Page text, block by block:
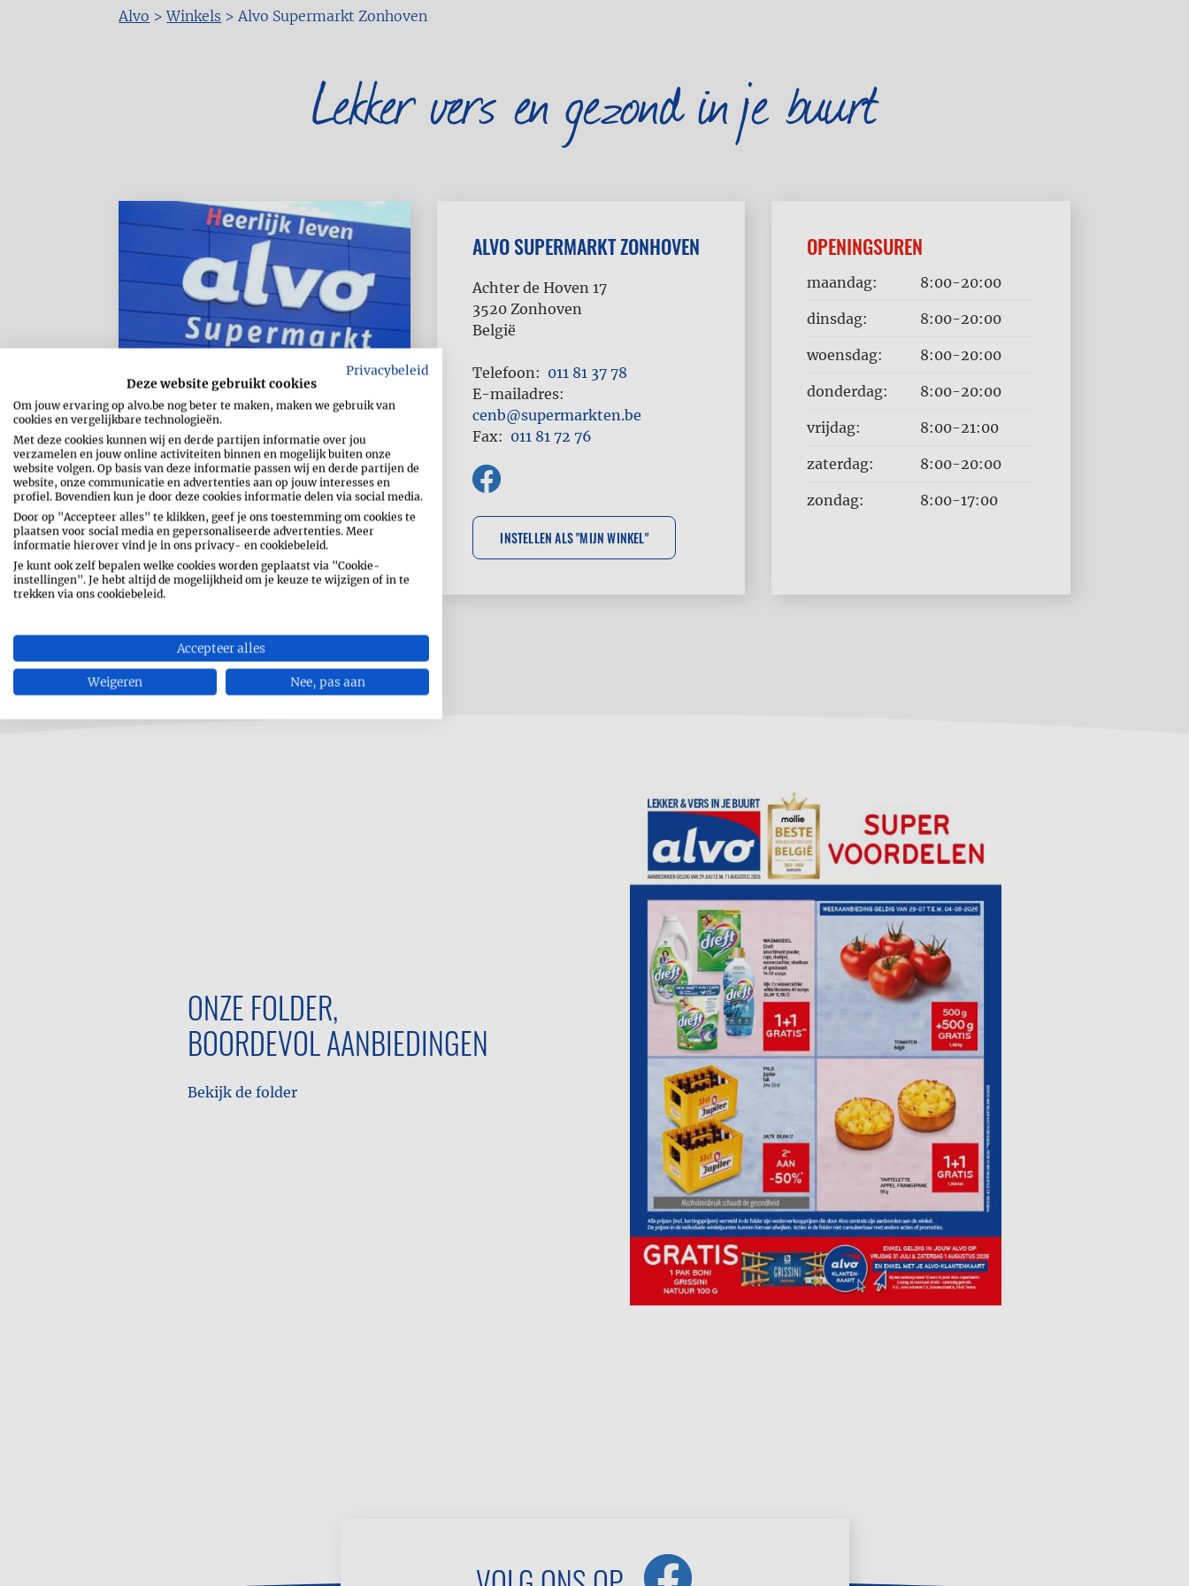
Kruimelpad
Alvo >Winkels > Alvo Supermarkt Zonhoven
Lekker vers en gezond in je buurt
ALVO SUPERMARKT ZONHOVEN
Achter de Hoven 17
3520 Zonhoven
België
Telefoon
011 81 37 78
E-mailadres
cenb@supermarkten.be
Fax
011 81 72 76
OPENINGSUREN
Dag
Time
maandag: 8:00-20:00
dinsdag: 8:00-20:00
woensdag: 8:00-20:00
donderdag: 8:00-20:00
vrijdag: 8:00-21:00
zaterdag: 8:00-20:00
zondag: 8:00-17:00
ONZE FOLDER,
BOORDEVOL AANBIEDINGEN
Bekijk de folder
Privacybeleid
Deze website gebruikt cookies
Om jouw ervaring op alvo.be nog beter te maken, maken we gebruik van
cookies en vergelijkbare technologieën.
Met deze cookies kunnen wij en derde partijen informatie over jou
verzamelen en jouw online activiteiten binnen en mogelijk buiten onze
website volgen. Op basis van deze informatie passen wij en derde partijen de
website, onze communicatie en advertenties aan op jouw interesses en
profiel. Bovendien kun je door deze cookies informatie delen via social media.
Door op "Accepteer alles" te klikken, geef je ons toestemming om cookies te
plaatsen voor social media en gepersonaliseerde advertenties. Meer
informatie hierover vind je in ons privacy- en cookiebeleid.
Je kunt ook zelf bepalen welke cookies worden geplaatst via "Cookie-
instellingen". Je hebt altijd de mogelijkheid om je keuze te wijzigen of in te
trekken via ons cookiebeleid.
Accepteer alles
Weigeren Nee, pas aan